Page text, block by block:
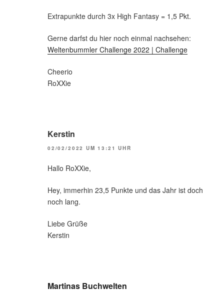
Extrapunkte durch 3x High Fantasy = 1,5 Pkt.
Gerne darfst du hier noch einmal nachsehen:
Weltenbummler Challenge 2022 | Challenge
Cheerio
RoXXie
Kerstin
02/02/2022 UM 13:21 UHR
Hallo RoXXie,
Hey, immerhin 23,5 Punkte und das Jahr ist doch
noch lang.
Liebe Grüße
Kerstin
Martinas Buchwelten